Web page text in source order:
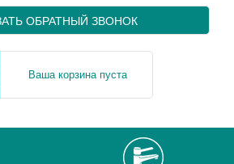
ОБРАТНЫЙ ЗВОНОК
Ваша корзина пуста